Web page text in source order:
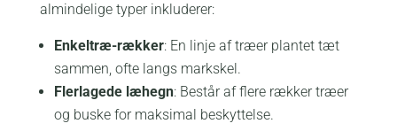
almindelige typer inkluderer:
Enkeltræ-rækker: En linje af træer plantet tæt
sammen, ofte langs markskel.
Flerlagede læhegn: Består af flere rækker træer
og buske for maksimal beskyttelse.